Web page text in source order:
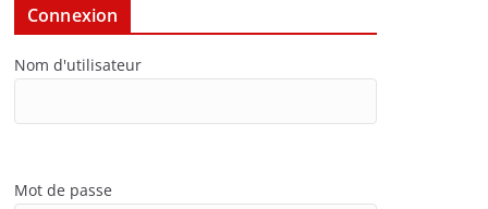
Connexion
Nom d'utilisateur
Mot de passe